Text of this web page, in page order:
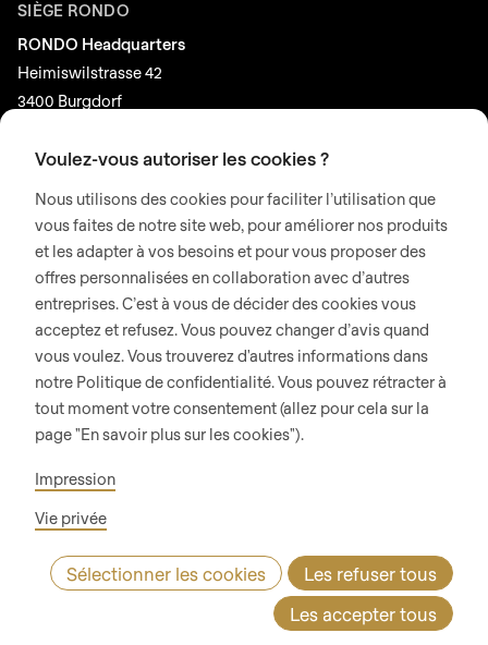
SIÈGE RONDO
RONDO Headquarters
Heimiswilstrasse 42
3400 Burgdorf
MÉDIAS SOCIAUX
LinkedIn
Youtube
Instagram
Google Reviews
© 2026 RONDO BURGDORF AG
CGV PIÈCES DE RECHANGE
CODE OF CONDUCT
WHISTLEBLOWING (IT)
Voulez-vous autoriser les cookies ?
Nous utilisons des cookies pour faciliter l’utilisation que
vous faites de notre site web, pour améliorer nos produits
et les adapter à vos besoins et pour vous proposer des
offres personnalisées en collaboration avec d’autres
entreprises. C’est à vous de décider des cookies vous
acceptez et refusez. Vous pouvez changer d’avis quand
vous voulez. Vous trouverez d'autres informations dans
notre Politique de confidentialité. Vous pouvez rétracter à
tout moment votre consentement (allez pour cela sur la
page "En savoir plus sur les cookies").
Impression
Vie privée
Sélectionner les cookies
Les refuser tous
Les accepter tous